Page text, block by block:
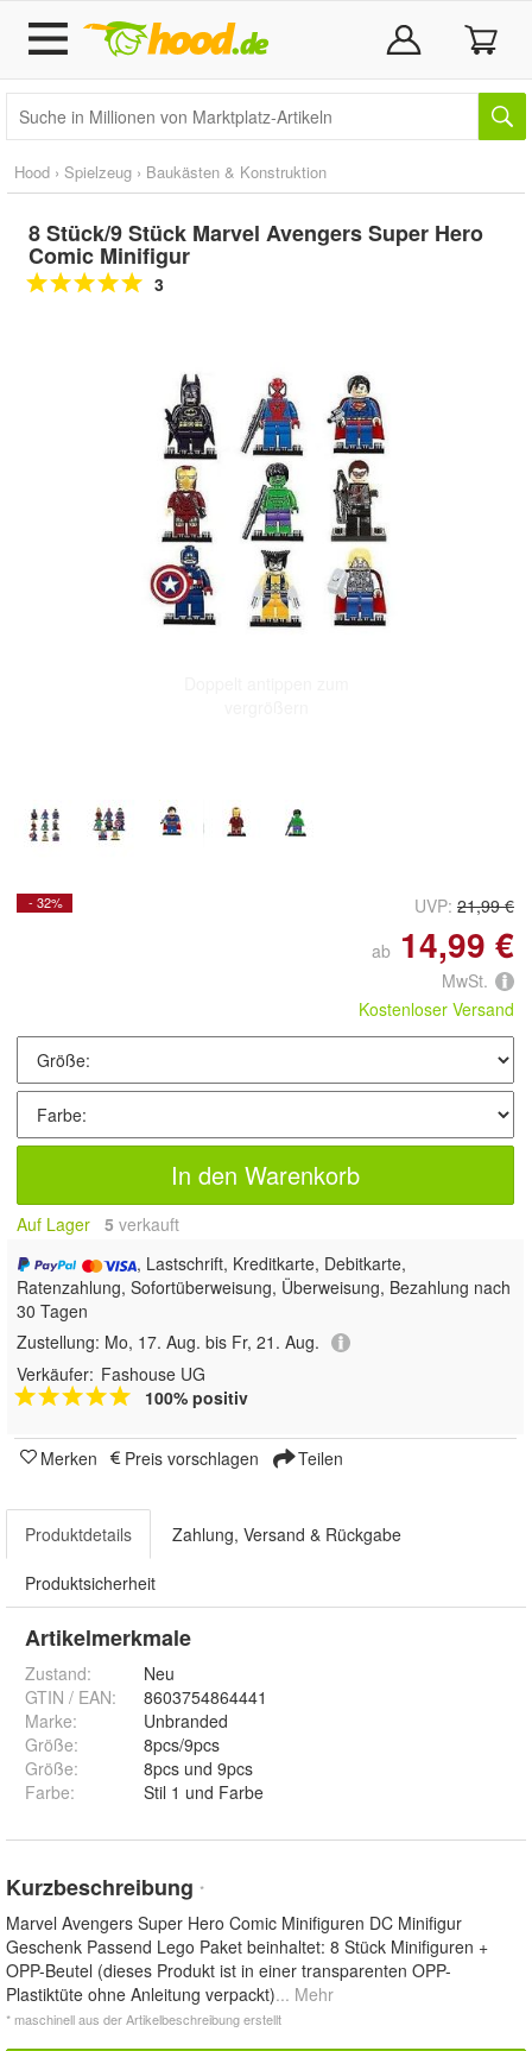
Hood › Spielzeug › Baukästen & Konstruktion
8 Stück/9 Stück Marvel Avengers Super Hero
Comic Minifigur
3
- 32% UVP: 21,99 €
ab 14,99 €
MwSt.
Kostenloser Versand
In den Warenkorb
Auf Lager 5 verkauft
, Lastschrift, Kreditkarte, Debitkarte,
Ratenzahlung, Sofortüberweisung, Überweisung, Bezahlung nach
30 Tagen
Zustellung: Mo, 17. Aug. bis Fr, 21. Aug.
Verkäufer: Fashouse UG
100% positiv
Merken Preis vorschlagen Teilen
Produktdetails Zahlung, Versand & Rückgabe
Produktsicherheit
Artikelmerkmale
Zustand:
Neu
GTIN / EAN:
8603754864441
Marke:
Unbranded
Größe:
8pcs/9pcs
Größe:
8pcs und 9pcs
Farbe: Stil 1 und Farbe
Kurzbeschreibung *
Marvel Avengers Super Hero Comic Minifiguren DC Minifigur
Geschenk Passend Lego Paket beinhaltet: 8 Stück Minifiguren +
OPP-Beutel (dieses Produkt ist in einer transparenten OPP-
Plastiktüte ohne Anleitung verpackt)... Mehr
* maschinell aus der Artikelbeschreibung erstellt